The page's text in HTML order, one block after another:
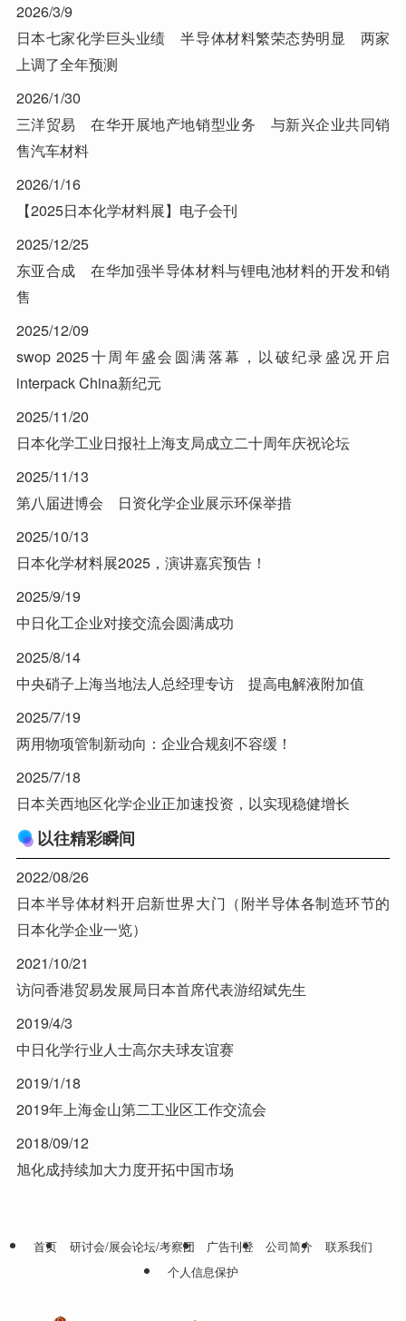
2026/3/9
日本七家化学巨头业绩 半导体材料繁荣态势明显 两家
上调了全年预测
2026/1/30
三洋贸易 在华开展地产地销型业务 与新兴企业共同销
售汽车材料
2026/1/16
【2025日本化学材料展】电子会刊
2025/12/25
东亚合成 在华加强半导体材料与锂电池材料的开发和销
售
2025/12/09
swop 2025十周年盛会圆满落幕，以破纪录盛况开启
interpack China新纪元
2025/11/20
日本化学工业日报社上海支局成立二十周年庆祝论坛
2025/11/13
第八届进博会 日资化学企业展示环保举措
2025/10/13
日本化学材料展2025，演讲嘉宾预告！
2025/9/19
中日化工企业对接交流会圆满成功
2025/8/14
中央硝子上海当地法人总经理专访 提高电解液附加值
2025/7/19
两用物项管制新动向：企业合规刻不容缓！
2025/7/18
日本关西地区化学企业正加速投资，以实现稳健增长
以往精彩瞬间
2022/08/26
日本半导体材料开启新世界大门（附半导体各制造环节的
日本化学企业一览）
2021/10/21
访问香港贸易发展局日本首席代表游绍斌先生
2019/4/3
中日化学行业人士高尔夫球友谊赛
2019/1/18
2019年上海金山第二工业区工作交流会
2018/09/12
旭化成持续加大力度开拓中国市场
首页 研讨会/展会论坛/考察团 广告刊登 公司简介
联系我们
个人信息保护